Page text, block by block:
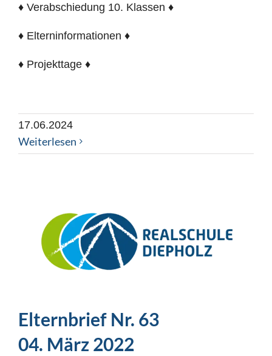
♦ Verabschiedung 10. Klassen ♦
♦ Elterninformationen ♦
♦ Projekttage ♦
17.06.2024
Weiterlesen
Elternbrief Nr. 63
04. März 2022